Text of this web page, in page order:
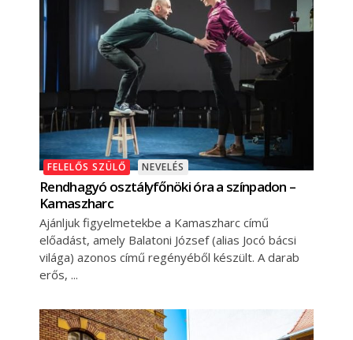
FELELŐS SZÜLŐ NEVELÉS
Rendhagyó osztályfőnöki óra a színpadon –
Kamaszharc
Ajánljuk figyelmetekbe a Kamaszharc című
előadást, amely Balatoni József (alias Jocó bácsi
világa) azonos című regényéből készült. A darab
erős,